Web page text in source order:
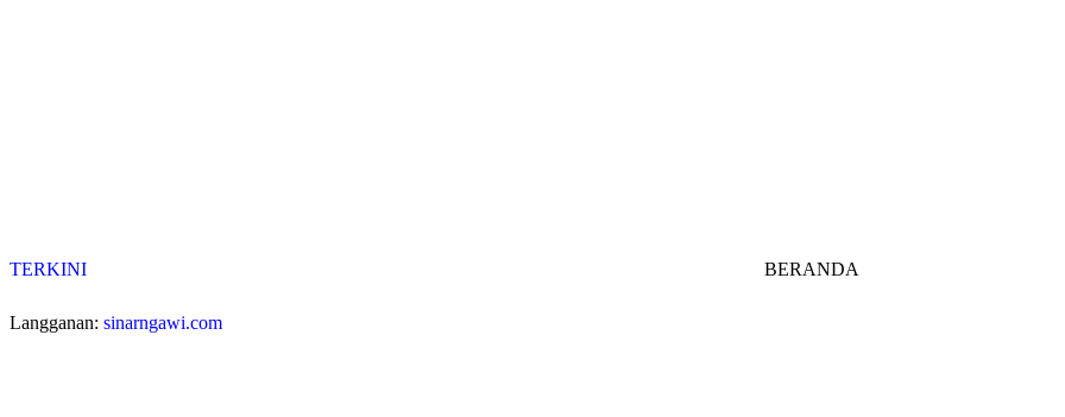
TERKINI BERANDA
Langganan: sinarngawi.com